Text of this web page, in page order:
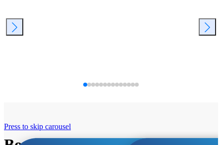
Press to skip carousel